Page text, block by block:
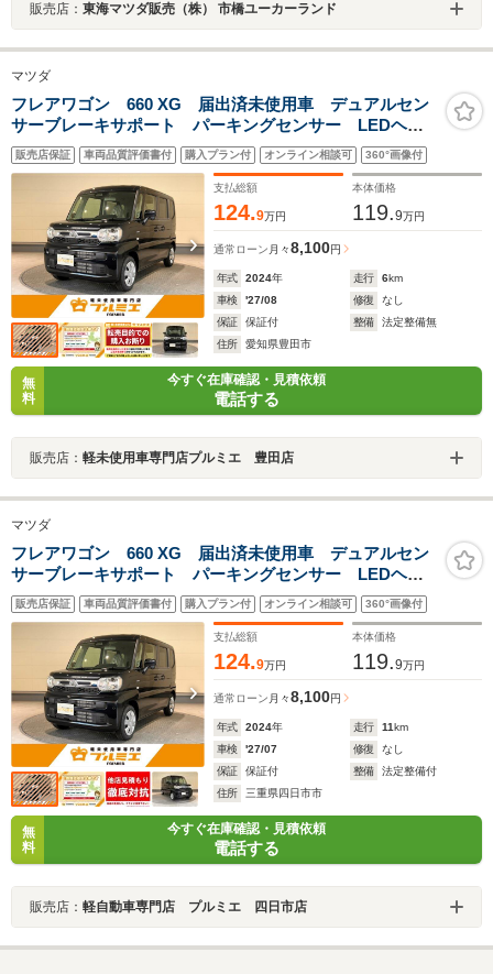
販売店： 東海マツダ販売（株） 市橋ユーカーランド
マツダ
フレアワゴン 660 XG 届出済未使用車 デュアルセン
サーブレーキサポート パーキングセンサー LEDヘッ
ドライト オートライト オートエアコン ベンチシー
ト サイドアンダーミラー デジタルスピードメータ
ー 軽自動車
販売店保証 車両品質評価書付 購入プラン付 オンライン相談可 360°画像付
支払総額
124.9万円
本体価格
119.9万円
通常ローン 月々8,100円
年式 2024年 走行 6km
車検
'27/08 修復
なし
保証
保証付 整備
法定整備無
住所
愛知県豊田市
無
料
今すぐ在庫確認・見積依頼
電話する
販売店： 軽未使用車専門店プルミエ 豊田店
マツダ
フレアワゴン 660 XG 届出済未使用車 デュアルセン
サーブレーキサポート パーキングセンサー LEDヘッ
ドライト オートライト オートエアコン ベンチシー
ト サイドアンダーミラー デジタルスピードメータ
ー 軽自動車
販売店保証 車両品質評価書付 購入プラン付 オンライン相談可 360°画像付
支払総額
124.9万円
本体価格
119.9万円
通常ローン 月々8,100円
年式 2024年 走行 11km
車検
'27/07 修復
なし
保証
保証付 整備
法定整備付
住所
三重県四日市市
無
料
今すぐ在庫確認・見積依頼
電話する
販売店： 軽自動車専門店 プルミエ 四日市店